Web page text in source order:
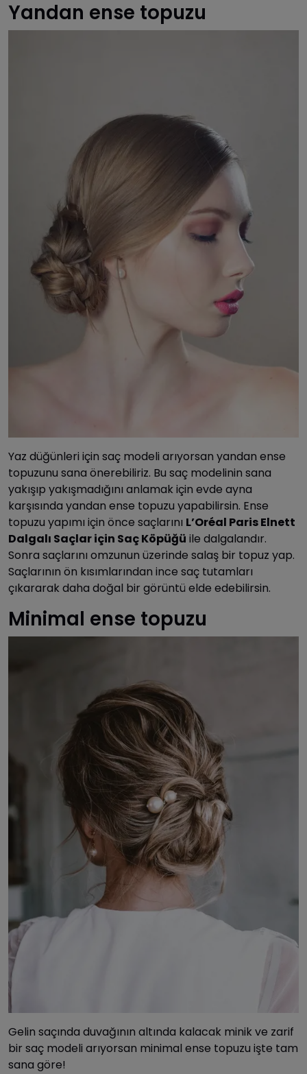
Yandan ense topuzu
Yaz düğünleri için saç modeli arıyorsan yandan ense
topuzunu sana önerebiliriz. Bu saç modelinin sana
yakışıp yakışmadığını anlamak için evde ayna
karşısında yandan ense topuzu yapabilirsin. Ense
topuzu yapımı için önce saçlarını L’Oréal Paris Elnett
Dalgalı Saçlar için Saç Köpüğü ile dalgalandır.
Sonra saçlarını omzunun üzerinde salaş bir topuz yap.
Saçlarının ön kısımlarından ince saç tutamları
çıkararak daha doğal bir görüntü elde edebilirsin.
Minimal ense topuzu
Gelin saçında duvağının altında kalacak minik ve zarif
bir saç modeli arıyorsan minimal ense topuzu işte tam
sana göre!